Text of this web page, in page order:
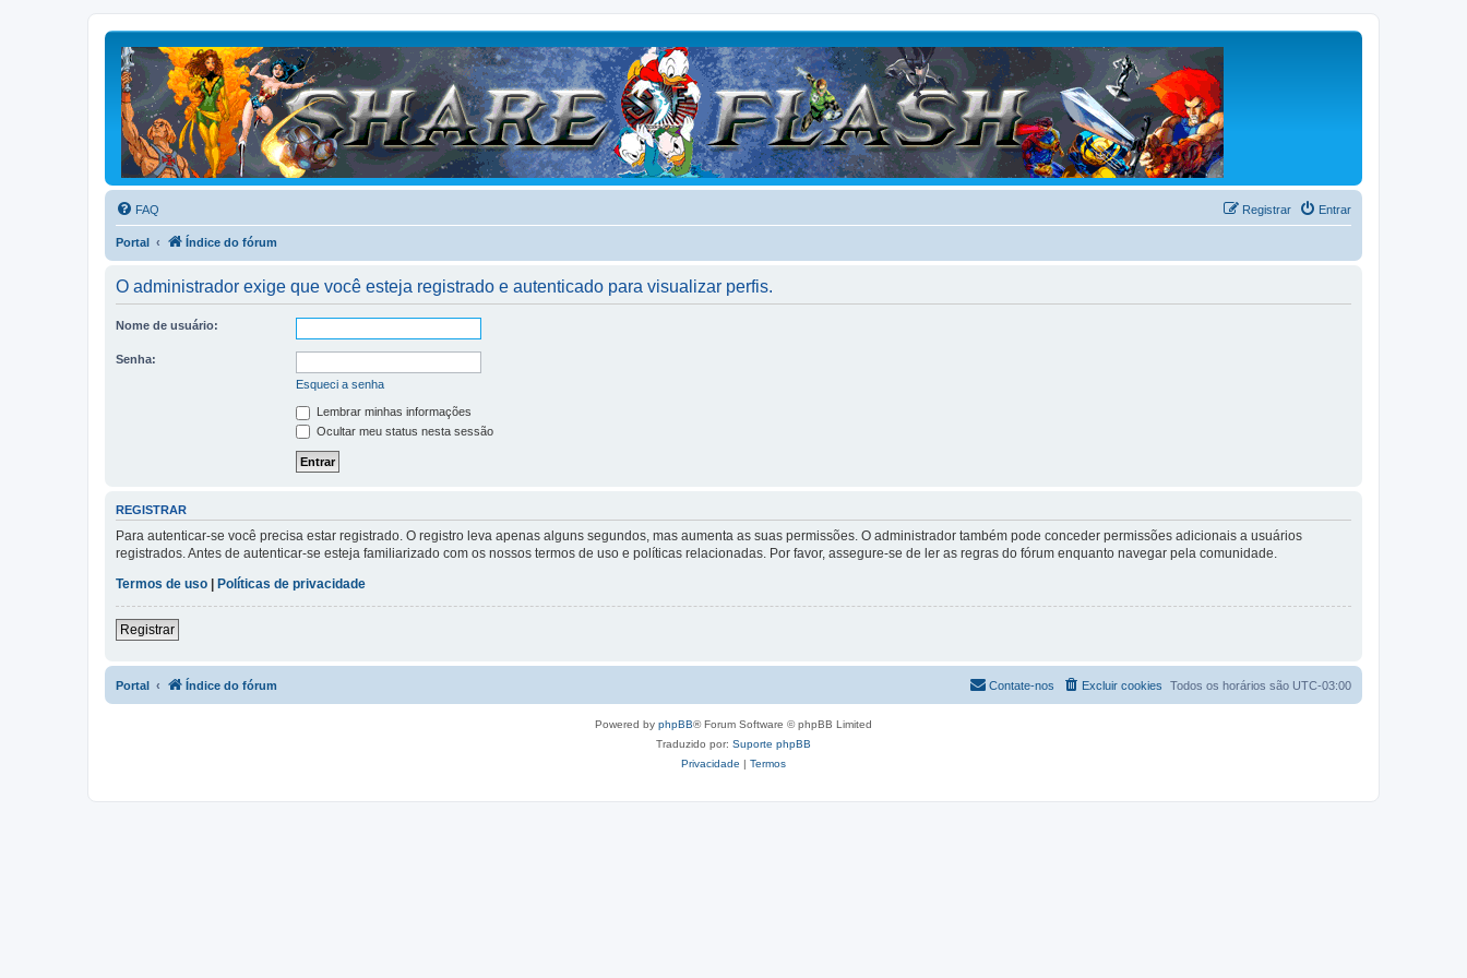
FAQ Entrar
Registrar
Portal Índice do fórum
O administrador exige que você esteja registrado e autenticado para visualizar perfis.
Nome de usuário:
Senha:
Esqueci a senha
Lembrar minhas informações
Ocultar meu status nesta sessão
REGISTRAR
Para autenticar-se você precisa estar registrado. O registro leva apenas alguns segundos, mas aumenta as suas permissões. O administrador também pode conceder permissões adicionais a usuários
registrados. Antes de autenticar-se esteja familiarizado com os nossos termos de uso e políticas relacionadas. Por favor, assegure-se de ler as regras do fórum enquanto navegar pela comunidade.
Termos de uso | Políticas de privacidade
Registrar
Portal Índice do fórum Todos os horários são UTC-03:00
Excluir cookies
Contate-nos
Powered by phpBB® Forum Software © phpBB Limited
Traduzido por: Suporte phpBB
Privacidade | Termos